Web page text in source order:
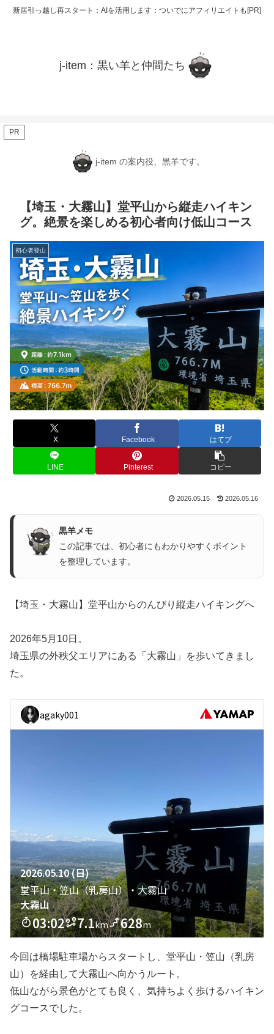
新居引っ越し再スタート：AIを活用します：ついでにアフィリエイトも[PR]
j-item：黒い羊と仲間たち
PR
j-item の案内役、黒羊です。
【埼玉・大霧山】堂平山から縦走ハイキン
グ。絶景を楽しめる初心者向け低山コース
初心者登山
X Facebook はてブ
LINE Pinterest コピー
2026.05.15 2026.05.16
黒羊メモ
この記事では、初心者にもわかりやすくポイント
を整理しています。
【埼玉・大霧山】堂平山からのんびり縦走ハイキングへ
2026年5月10日。
埼玉県の外秩父エリアにある「大霧山」を歩いてきまし
た。
今回は橋場駐車場からスタートし、堂平山・笠山（乳房
山）を経由して大霧山へ向かうルート。
低山ながら景色がとても良く、気持ちよく歩けるハイキン
グコースでした。